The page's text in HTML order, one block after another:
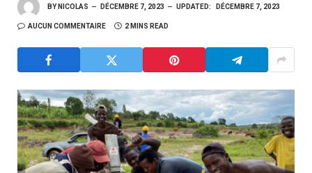
BY NICOLAS DÉCEMBRE 7, 2023 UPDATED: DÉCEMBRE 7, 2023
AUCUN COMMENTAIRE 2 MINS READ